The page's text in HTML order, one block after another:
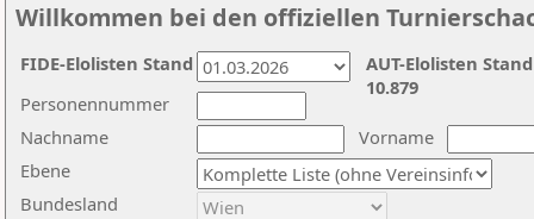
Willkommen bei den offiziellen
Nachname
Vorname
Ebene
Personennummer
Bundesland
AUT-Elolisten
10.879
FIDE-Elolisten Stand